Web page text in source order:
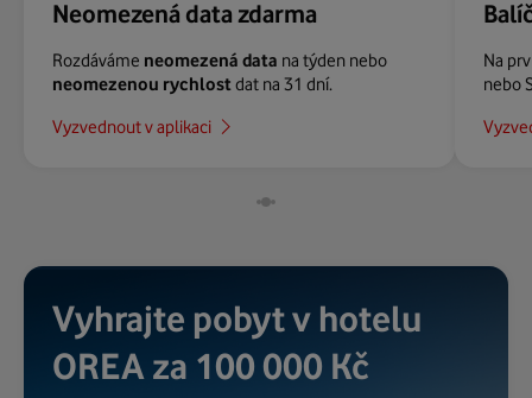
Neomezená data zdarma
Rozdáváme neomezená data na týden nebo
neomezenou rychlostdat na 31 dní.
Vyzvednout v aplikaci
Na
nebo
Strana
Strana
Strana
Vyhrajte pobyt v hotelu
OREA za 100 000 Kč